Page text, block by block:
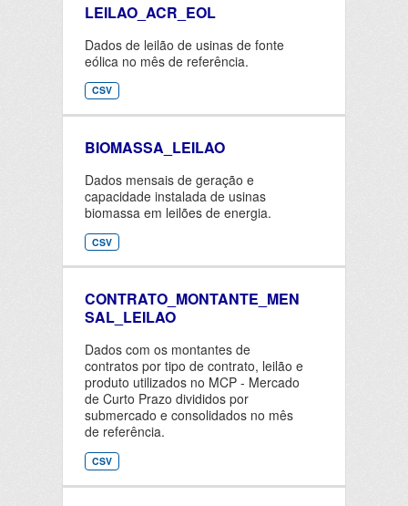
LEILAO_ACR_EOL
Dados de leilão de usinas de fonte
eólica no mês de referência.
CSV
BIOMASSA_LEILAO
Dados mensais de geração e
capacidade instalada de usinas
biomassa em leilões de energia.
CSV
CONTRATO_MONTANTE_MEN
SAL_LEILAO
Dados com os montantes de
contratos por tipo de contrato, leilão e
produto utilizados no MCP - Mercado
de Curto Prazo divididos por
submercado e consolidados no mês
de referência.
CSV